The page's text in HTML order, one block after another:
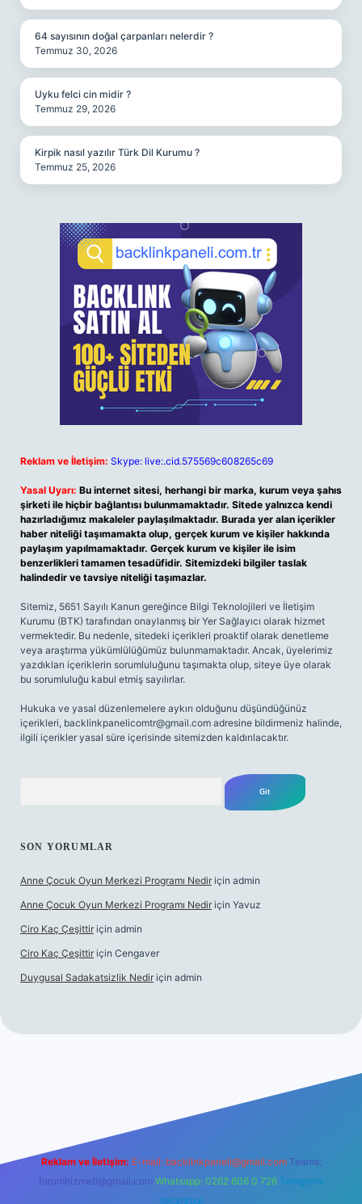
64 sayısının doğal çarpanları nelerdir ?
Temmuz 30, 2026
Uyku felci cin midir ?
Temmuz 29, 2026
Kirpik nasıl yazılır Türk Dil Kurumu ?
Temmuz 25, 2026
Reklam ve İletişim: Skype: live:.cid.575569c608265c69
Yasal Uyarı: Bu internet sitesi, herhangi bir marka, kurum veya şahıs
şirketi ile hiçbir bağlantısı bulunmamaktadır. Sitede yalnızca kendi
hazırladığımız makaleler paylaşılmaktadır. Burada yer alan içerikler
haber niteliği taşımamakta olup, gerçek kurum ve kişiler hakkında
paylaşım yapılmamaktadır. Gerçek kurum ve kişiler ile isim
benzerlikleri tamamen tesadüfidir. Sitemizdeki bilgiler taslak
halindedir ve tavsiye niteliği taşımazlar.
Sitemiz, 5651 Sayılı Kanun gereğince Bilgi Teknolojileri ve İletişim
Kurumu (BTK) tarafından onaylanmış bir Yer Sağlayıcı olarak hizmet
vermektedir. Bu nedenle, sitedeki içerikleri proaktif olarak denetleme
veya araştırma yükümlülüğümüz bulunmamaktadır. Ancak, üyelerimiz
yazdıkları içeriklerin sorumluluğunu taşımakta olup, siteye üye olarak
bu sorumluluğu kabul etmiş sayılırlar.
Hukuka ve yasal düzenlemelere aykırı olduğunu düşündüğünüz
içerikleri, backlinkpanelicomtr@gmail.com adresine bildirmeniz halinde,
ilgili içerikler yasal süre içerisinde sitemizden kaldırılacaktır.
SON YORUMLAR
Anne Çocuk Oyun Merkezi Programı Nedir için admin
Anne Çocuk Oyun Merkezi Programı Nedir için Yavuz
Ciro Kaç Çeşittir için admin
Ciro Kaç Çeşittir için Cengaver
Duygusal Sadakatsizlik Nedir için admin
elexbetgiris.org
Reklam ve İletişim: E-mail: backlinkpaneli@gmail.com Teams:
forumhizmeti@gmail.com Whatsapp: 0262 606 0 726 Telegram:
@karabul